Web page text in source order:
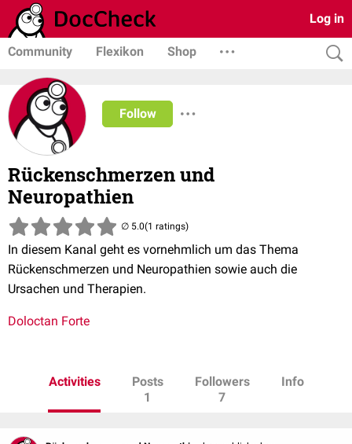
Log in
Community Flexikon Shop
Follow
Rückenschmerzen und
Neuropathien
(1 ratings)
In diesem Kanal geht es vornehmlich um das Thema
Rückenschmerzen und Neuropathien sowie auch die
Ursachen und Therapien.
Doloctan Forte
Activities
Posts
1
Followers
7
Info